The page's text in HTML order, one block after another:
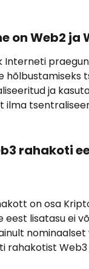
on Web2 ja
Interneti
hõlbustamiseks
ja
ilma
rahakoti
on osa
eest lisatasu ei
rahakotist